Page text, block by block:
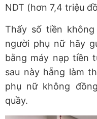
NDT (hơn 7,4 triệu
Thấy số tiền
người phụ nữ hãy
bằng máy nạp tiền
sau này hẵng làm
phụ nữ không
quầy.